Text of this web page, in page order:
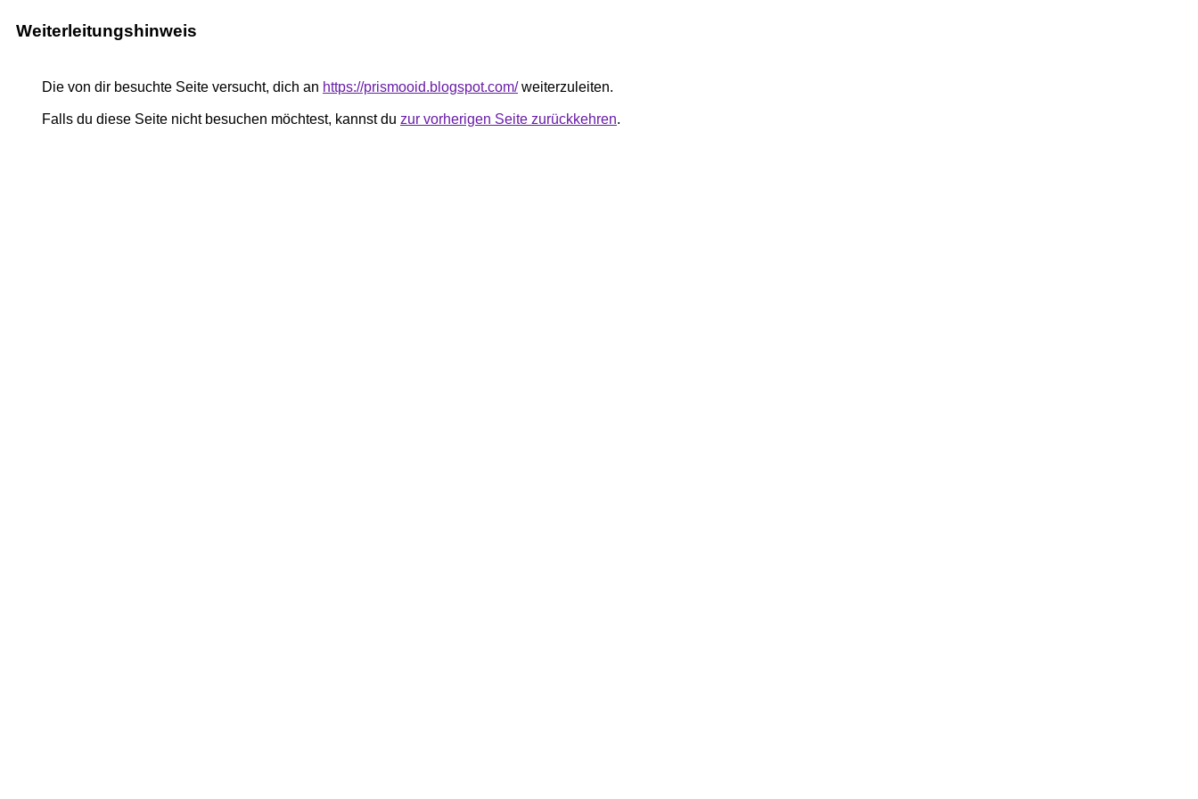
Weiterleitungshinweis
Die von dir besuchte Seite versucht, dich an https://prismooid.blogspot.com/weiterzuleiten.
Falls du diese Seite nicht besuchen möchtest, kannst du zur vorherigen Seite zurückkehren.